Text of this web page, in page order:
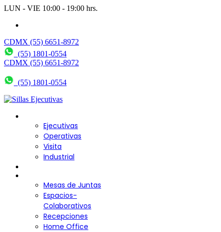
LUN - VIE 10:00 - 19:00 hrs.
CDMX (55) 6651-8972
(55) 1801-0554
CDMX (55) 6651-8972
(55) 1801-0554
Ejecutivas
Operativas
Visita
Industrial
Mesas de Juntas
Espacios-
Colaborativos
Recepciones
Home Office